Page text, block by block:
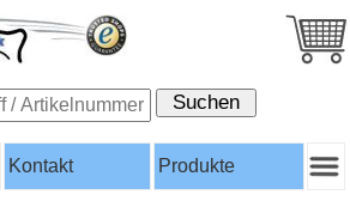
Kontakt Produkte